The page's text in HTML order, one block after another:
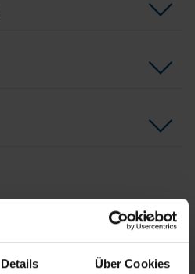
Details Über Cookies
nicht für Personen mit
geeignet. Bezüglich